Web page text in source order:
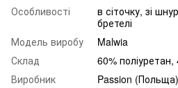
Особливості
в сіточку, зі
бретелі
Модель виробу
Malwia
Склад
60% поліуретан,
Виробник
Passion (Польща)